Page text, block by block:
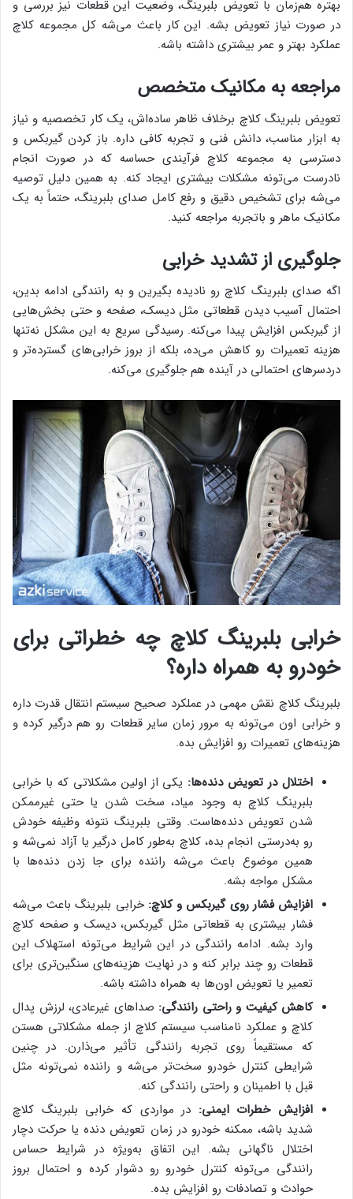
بهتره هم‌زمان با تعویض بلبرینگ، وضعیت این قطعات نیز بررسی و
در صورت نیاز تعویض بشه. این کار باعث می‌شه کل مجموعه کلاچ
عملکرد بهتر و عمر بیشتری داشته باشه.
مراجعه به مکانیک متخصص
تعویض بلبرینگ کلاچ برخلاف ظاهر ساده‌اش، یک کار تخصصیه و نیاز
به ابزار مناسب، دانش فنی و تجربه کافی داره. باز کردن گیربکس و
دسترسی به مجموعه کلاچ فرآیندی حساسه که در صورت انجام
نادرست می‌تونه مشکلات بیشتری ایجاد کنه. به همین دلیل توصیه
می‌شه برای تشخیص دقیق و رفع کامل صدای بلبرینگ، حتماً به یک
مکانیک ماهر و باتجربه مراجعه کنید.
جلوگیری از تشدید خرابی
اگه صدای بلبرینگ کلاچ رو نادیده بگیرین و به رانندگی ادامه بدین،
احتمال آسیب دیدن قطعاتی مثل دیسک، صفحه و حتی بخش‌هایی
از گیربکس افزایش پیدا می‌کنه. رسیدگی سریع به این مشکل نه‌تنها
هزینه تعمیرات رو کاهش می‌ده، بلکه از بروز خرابی‌های گسترده‌تر و
دردسرهای احتمالی در آینده هم جلوگیری می‌کنه.
خرابی بلبرینگ کلاچ چه خطراتی برای
خودرو به همراه داره؟
بلبرینگ کلاچ نقش مهمی در عملکرد صحیح سیستم انتقال قدرت داره
و خرابی اون می‌تونه به مرور زمان سایر قطعات رو هم درگیر کرده و
هزینه‌های تعمیرات رو افزایش بده.
اختلال در تعویض دنده‌ها: یکی از اولین مشکلاتی که با خرابی
بلبرینگ کلاچ به وجود میاد، سخت شدن یا حتی غیرممکن
شدن تعویض دنده‌هاست. وقتی بلبرینگ نتونه وظیفه خودش
رو به‌درستی انجام بده، کلاچ به‌طور کامل درگیر یا آزاد نمی‌شه و
همین موضوع باعث می‌شه راننده برای جا زدن دنده‌ها با
مشکل مواجه بشه.
افزایش فشار روی گیربکس و کلاچ:خرابی بلبرینگ باعث می‌شه
فشار بیشتری به قطعاتی مثل گیربکس، دیسک و صفحه کلاچ
وارد بشه. ادامه رانندگی در این شرایط می‌تونه استهلاک این
قطعات رو چند برابر کنه و در نهایت هزینه‌های سنگین‌تری برای
تعمیر یا تعویض اون‌ها به همراه داشته باشه.
کاهش کیفیت و راحتی رانندگی: صداهای غیرعادی، لرزش پدال
کلاچ و عملکرد نامناسب سیستم کلاچ از جمله مشکلاتی هستن
که مستقیماً روی تجربه رانندگی تأثیر می‌ذارن. در چنین
شرایطی کنترل خودرو سخت‌تر می‌شه و راننده نمی‌تونه مثل
قبل با اطمینان و راحتی رانندگی کنه.
افزایش خطرات ایمنی: در مواردی که خرابی بلبرینگ کلاچ
شدید باشه، ممکنه خودرو در زمان تعویض دنده یا حرکت دچار
اختلال ناگهانی بشه. این اتفاق به‌ویژه در شرایط حساس
رانندگی می‌تونه کنترل خودرو رو دشوار کرده و احتمال بروز
حوادث و تصادفات رو افزایش بده.